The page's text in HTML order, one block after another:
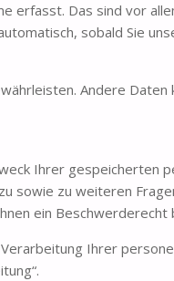
erfasst. Das sind vor
sobald Sie
Andere
Ihrer gespeicherten
sowie zu weiteren
ein
Ihrer